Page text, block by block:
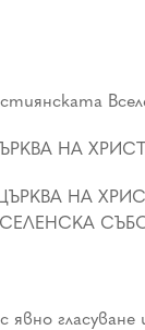
НА
НА
на ВСЕЛЕНСКА